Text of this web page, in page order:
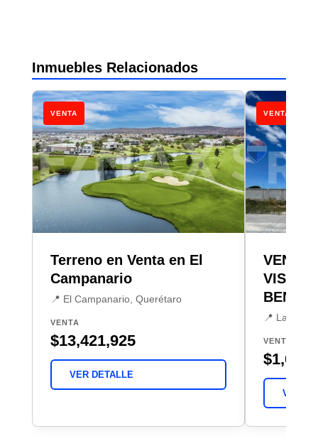
Inmuebles Relacionados
VENTA
Terreno en Venta en El
Campanario
📍 El Campanario, Querétaro
VENTA
$13,421,925
VER DETALLE
VENTA
VENTA
VISTA
📍 La Vista
VENTA
VER